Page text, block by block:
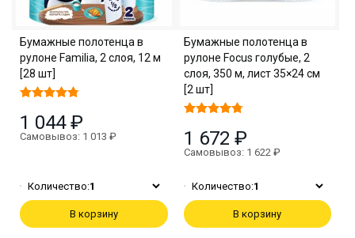
Бумажные полотенца в
рулоне Familia, 2 слоя, 12 м
[28 шт]
1 044 ₽
Самовывоз: 1 013 ₽
Количество:1
В корзину
Бумажные полотенца в
рулоне Focus голубые, 2
слоя, 350 м, лист 35×24 см
[2 шт]
1 672 ₽
Самовывоз: 1 622 ₽
Количество:1
В корзину